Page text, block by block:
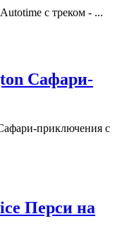
с треком - ...
Сафари-
приключения с
Перси на